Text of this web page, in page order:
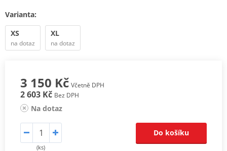
Varianta:
XS
na dotaz
XL
na dotaz
3 150 Kč Včetně DPH
2 603 Kč Bez DPH
Na dotaz
(ks)
Do košíku